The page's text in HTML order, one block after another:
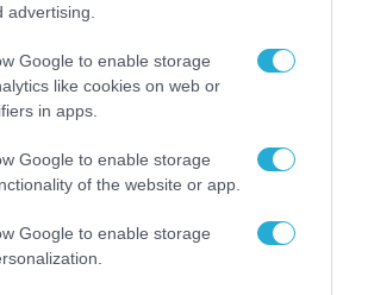
advertising.
Google to enable storage
like cookies on web or
in apps.
Google to enable storage
of the website or app.
Google to enable storage